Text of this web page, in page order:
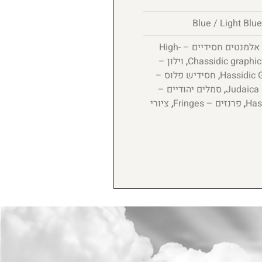
אלמנטים חסידיים – High-
, וילון –
, חסידיש פלוס –
, סמלים יהודיים –
, פרנזים – Fringes , ציורי